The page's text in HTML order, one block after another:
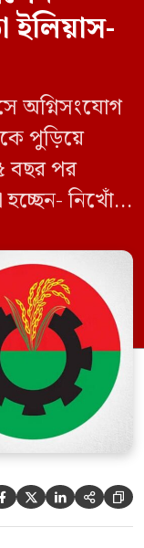
ইলিয়াস-
অগ্নিসংযোগ
পুড়িয়ে
বছর পর
হচ্ছেন- নিখোঁজ
ও সাক্ষ্য-
প্রমাণিত
[…]
    